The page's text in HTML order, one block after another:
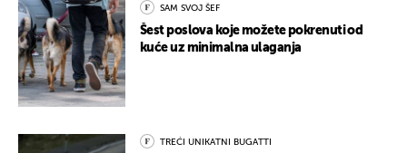
SAM SVOJ ŠEF
Šest poslova koje možete pokrenuti od
kuće uz minimalna ulaganja
TREĆI UNIKATNI BUGATTI